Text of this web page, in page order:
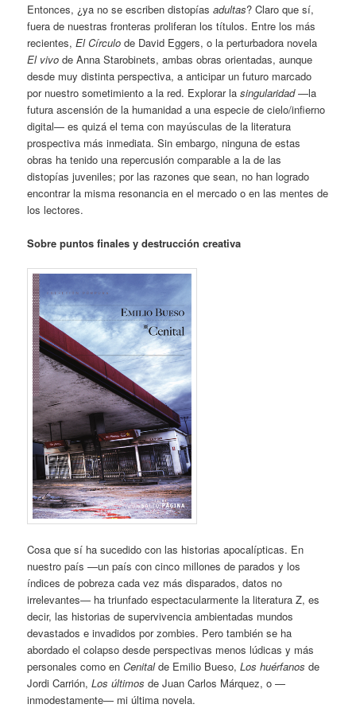
Entonces, ¿ya no se escriben distopíasadultas? Claro que sí,
fuera de nuestras fronteras proliferan los títulos. Entre los más
recientes,El Círculo de David Eggers, o la perturbadora novela
El vivo de Anna Starobinets, ambas obras orientadas, aunque
desde muy distinta perspectiva, a anticipar un futuro marcado
por nuestro sometimiento a la red. Explorar lasingularidad—la
futura ascensión de la humanidad a una especie de cielo/infierno
digital— es quizá el tema con mayúsculas de la literatura
prospectiva más inmediata. Sin embargo, ninguna de estas
obras ha tenido una repercusión comparable a la de las
distopías juveniles; por las razones que sean, no han logrado
encontrar la misma resonancia en el mercado o en las mentes de
los lectores.
Sobre puntos finales y destrucción creativa
Cosa que sí ha sucedido con las historias apocalípticas. En
nuestro país —un país con cinco millones de parados y los
índices de pobreza cada vez más disparados, datos no
irrelevantes— ha triunfado espectacularmente la literatura Z, es
decir, las historias de supervivencia ambientadas mundos
devastados e invadidos por zombies. Pero también se ha
abordado el colapso desde perspectivas menos lúdicas y más
personales como enCenitalde Emilio Bueso,Los huérfanos de
Jordi Carrión,Los últimos de Juan Carlos Márquez, o —
inmodestamente— mi última novela.